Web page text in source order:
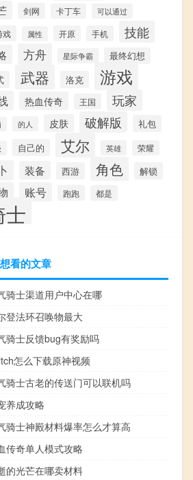
剑网 卡丁车 可以通过
戏 属性 开原 手机 技能
方舟 星际争霸 最终幻想
武器 洛克 游戏
热血传奇 王国 玩家
的人 皮肤 破解版 礼包
自己的 艾尔 英雄 荣耀
装备 西游 角色 解锁
账号 跑跑 都是
士
看的文章
骑士渠道用户中心在哪
登法环召唤物最大
骑士反馈bug有奖励吗
怎么下载原神视频
骑士古老的传送门可以联机吗
养成攻略
骑士神殿材料爆率怎么才算高
传奇单人模式攻略
的光芒在哪卖材料